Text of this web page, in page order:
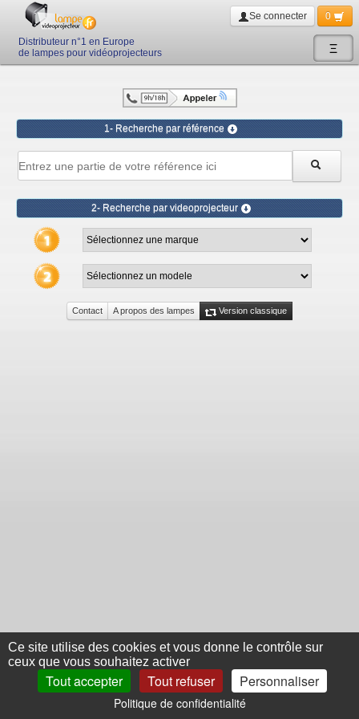
Ξ
Distributeur n°1 en Europe
de lampes pour vidéoprojecteurs
Se connecter 0
1- Recherche par référence
2- Recherche par videoprojecteur
Contact A propos des lampes Version classique
Ce site utilise des cookies et vous donne le contrôle sur
ceux que vous souhaitez activer
Tout accepter Tout refuser Personnaliser
Politique de confidentialité